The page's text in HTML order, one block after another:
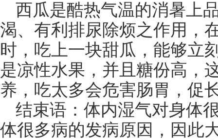
西瓜是酷热气温的消暑上
渴、有利排尿除烦之作用，
时，吃上一块甜瓜，能够立
是凉性水果，并且糖份高，
养，吃太多会危害肠胃，促
结束语：体内湿气对身体
体很多病的发病原因，因此